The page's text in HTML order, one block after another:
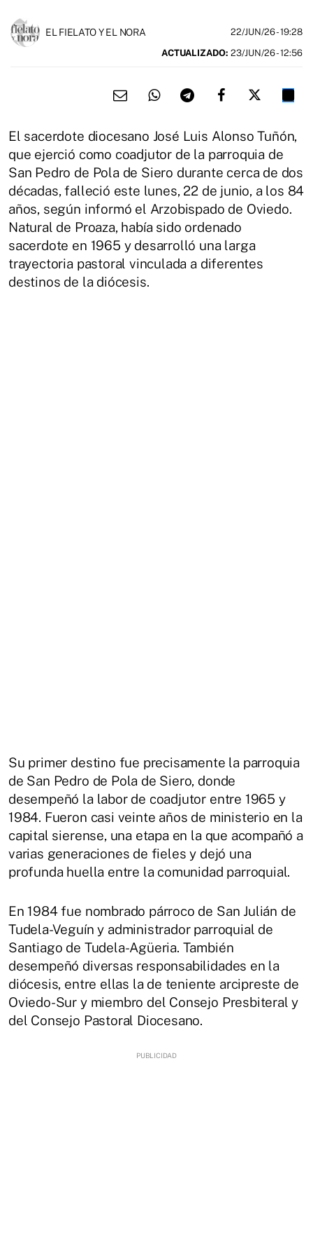
EL FIELATO Y EL NORA 22/JUN/26- 19:28
ACTUALIZADO: 23/JUN/26 - 12:56
El sacerdote diocesano José Luis Alonso Tuñón,
que ejerció como coadjutor de la parroquia de
San Pedro de Pola de Siero durante cerca de dos
décadas, falleció este lunes, 22 de junio, a los 84
años, según informó el Arzobispado de Oviedo.
Natural de Proaza, había sido ordenado
sacerdote en 1965 y desarrolló una larga
trayectoria pastoral vinculada a diferentes
destinos de la diócesis.
Su primer destino fue precisamente la parroquia
de San Pedro de Pola de Siero, donde
desempeñó la labor de coadjutor entre 1965 y
1984. Fueron casi veinte años de ministerio en la
capital sierense, una etapa en la que acompañó a
varias generaciones de fieles y dejó una
profunda huella entre la comunidad parroquial.
En 1984 fue nombrado párroco de San Julián de
Tudela-Veguín y administrador parroquial de
Santiago de Tudela-Agüeria. También
desempeñó diversas responsabilidades en la
diócesis, entre ellas la de teniente arcipreste de
Oviedo-Sur y miembro del Consejo Presbiteral y
del Consejo Pastoral Diocesano.